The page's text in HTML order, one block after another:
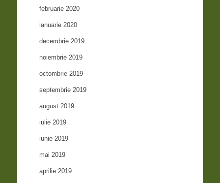
februarie 2020
ianuarie 2020
decembrie 2019
noiembrie 2019
octombrie 2019
septembrie 2019
august 2019
iulie 2019
iunie 2019
mai 2019
aprilie 2019